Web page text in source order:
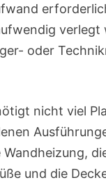
oder
nicht viel
und die